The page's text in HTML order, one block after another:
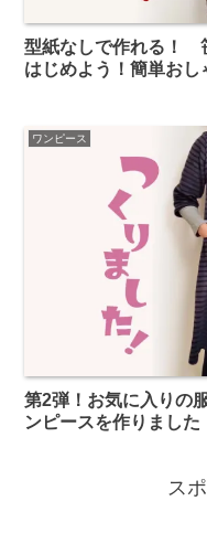
型紙なしで作れる！
はじめよう！簡単お
ワンピース
第2弾！お気に入りの
ンピースを作りました
ス